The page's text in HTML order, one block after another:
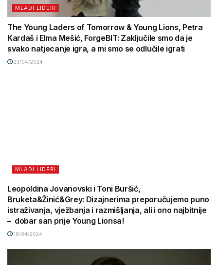
MLADI LIDERI
The Young Laders of Tomorrow & Young Lions, Petra
Kardaš i Elma Mešić, ForgeBIT: Zaključile smo da je
svako natjecanje igra, a mi smo se odlučile igrati
23/04/2024
MLADI LIDERI
Leopoldina Jovanovski i Toni Buršić,
Bruketa&Žinić&Grey: Dizajnerima preporučujemo puno
istraživanja, vježbanja i razmišljanja, ali i ono najbitnije
– dobar san prije Young Lionsa!
18/04/2024